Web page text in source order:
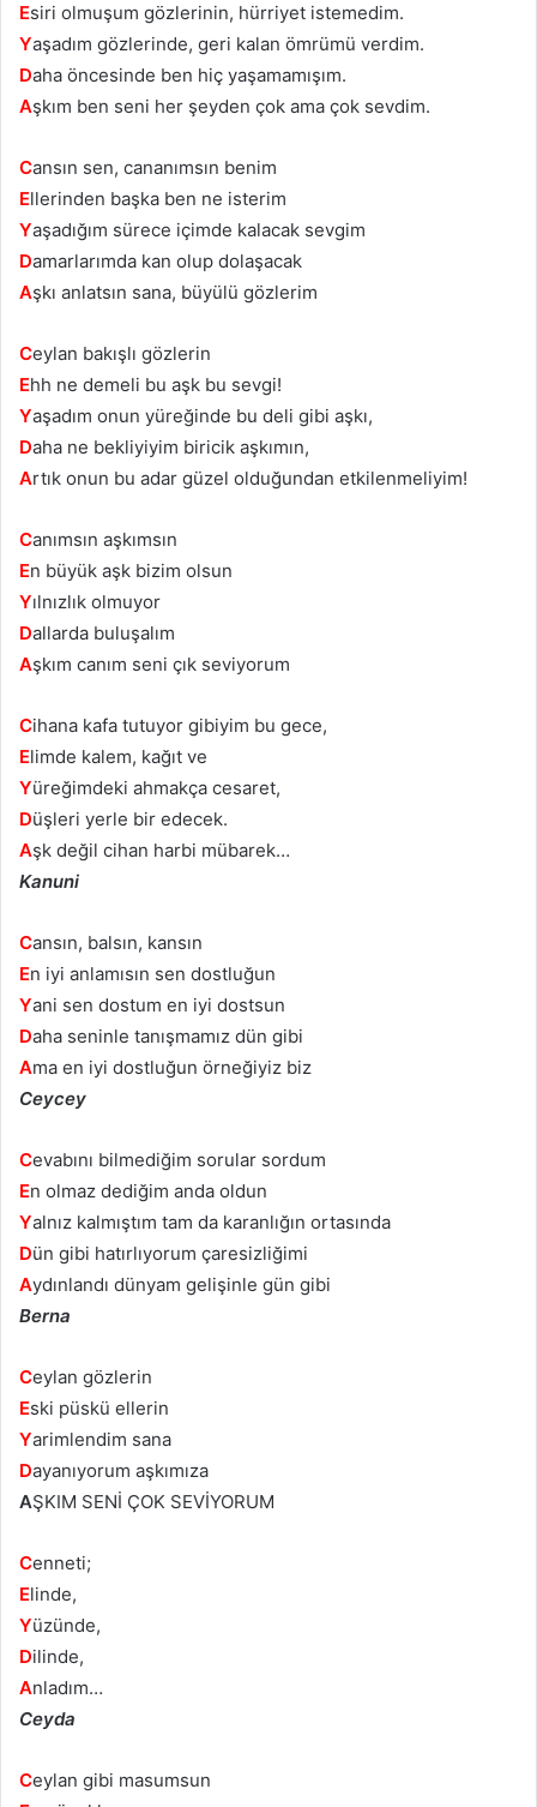
Esiri olmuşum gözlerinin, hürriyet istemedim.
Yaşadım gözlerinde, geri kalan ömrümü verdim.
Daha öncesinde ben hiç yaşamamışım.
Aşkım ben seni her şeyden çok ama çok sevdim.
Cansın sen, cananımsın benim
Ellerinden başka ben ne isterim
Yaşadığım sürece içimde kalacak sevgim
Damarlarımda kan olup dolaşacak
Aşkı anlatsın sana, büyülü gözlerim
Ceylan bakışlı gözlerin
Ehh ne demeli bu aşk bu sevgi!
Yaşadım onun yüreğinde bu deli gibi aşkı,
Daha ne bekliyiyim biricik aşkımın,
Artık onun bu adar güzel olduğundan etkilenmeliyim!
Canımsın aşkımsın
En büyük aşk bizim olsun
Yılnızlık olmuyor
Dallarda buluşalım
Aşkım canım seni çık seviyorum
Cihana kafa tutuyor gibiyim bu gece,
Elimde kalem, kağıt ve
Yüreğimdeki ahmakça cesaret,
Düşleri yerle bir edecek.
Aşk değil cihan harbi mübarek…
Kanuni
Cansın, balsın, kansın
En iyi anlamısın sen dostluğun
Yani sen dostum en iyi dostsun
Daha seninle tanışmamız dün gibi
Ama en iyi dostluğun örneğiyiz biz
Ceycey
Cevabını bilmediğim sorular sordum
En olmaz dediğim anda oldun
Yalnız kalmıştım tam da karanlığın ortasında
Dün gibi hatırlıyorum çaresizliğimi
Aydınlandı dünyam gelişinle gün gibi
Berna
Ceylan gözlerin
Eski püskü ellerin
Yarimlendim sana
Dayanıyorum aşkımıza
AŞKIM SENİ ÇOK SEVİYORUM
Cenneti;
Elinde,
Yüzünde,
Dilinde,
Anladım…
Ceyda
Ceylan gibi masumsun